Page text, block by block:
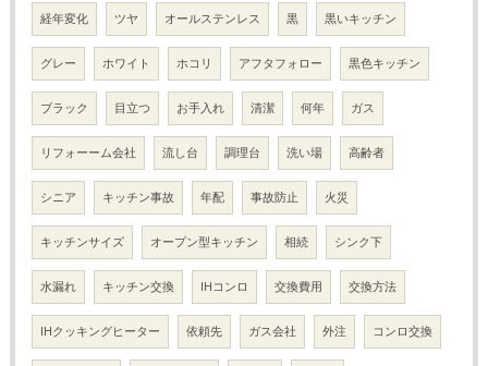
経年変化 ツヤ オールステンレス 黒 黒いキッチン
グレー ホワイト ホコリ アフタフォロー 黒色キッチン
ブラック 目立つ お手入れ 清潔 何年 ガス
リフォーーム会社 流し台 調理台 洗い場 高齢者
シニア キッチン事故 年配 事故防止 火災
キッチンサイズ オープン型キッチン 相続 シンク下
水漏れ キッチン交換 IHコンロ 交換費用 交換方法
IHクッキングヒーター 依頼先 ガス会社 外注 コンロ交換